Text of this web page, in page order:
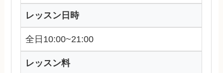
レッスン日時
全日10:00~21:00
レッスン料